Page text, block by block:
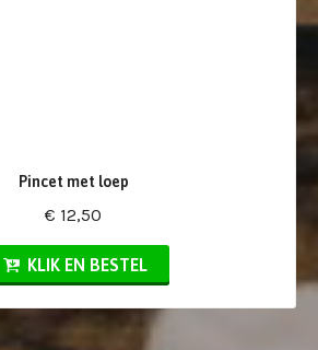
Pincet met loep
€ 12,50
KLIK EN BESTEL